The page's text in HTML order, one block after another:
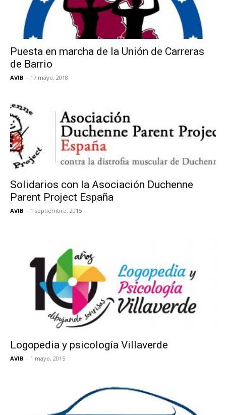
Puesta en marcha de la Unión de Carreras
de Barrio
AVIB - 17 mayo, 2018
Solidarios con la Asociación Duchenne
Parent Project España
AVIB - 1 septiembre, 2015
Logopedia y psicología Villaverde
AVIB - 1 mayo, 2015